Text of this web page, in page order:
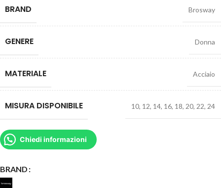
BRAND Brosway
GENERE Donna
MATERIALE Acciaio
MISURA DISPONIBILE 10, 12, 14, 16, 18, 20, 22, 24
Chiedi informazioni
BRAND